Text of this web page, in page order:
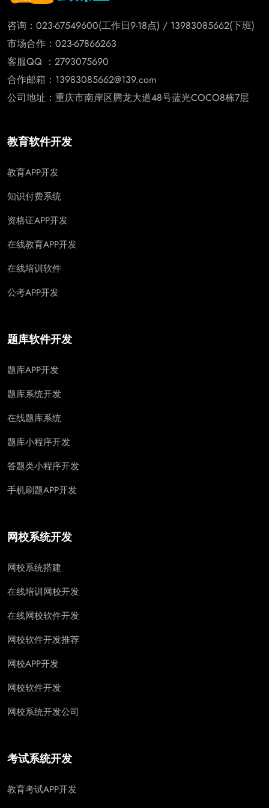
咨询：023-67549600(工作日9-18点) / 13983085662(下班)
市场合作：023-67866263
客服QQ ：2793075690
合作邮箱：13983085662@139.com
公司地址：重庆市南岸区腾龙大道48号蓝光COCO8栋7层
教育软件开发
教育APP开发
知识付费系统
资格证APP开发
在线教育APP开发
在线培训软件
公考APP开发
题库软件开发
题库APP开发
题库系统开发
在线题库系统
题库小程序开发
答题类小程序开发
手机刷题APP开发
网校系统开发
网校系统搭建
在线培训网校开发
在线网校软件开发
网校软件开发推荐
网校APP开发
网校软件开发
网校系统开发公司
考试系统开发
教育考试APP开发